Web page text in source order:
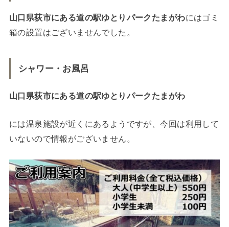
山口県荻市にある道の駅ゆとりパークたまがわにはゴミ
箱の設置はございませんでした。
シャワー・お風呂
山口県荻市にある道の駅ゆとりパークたまがわ
には温泉施設が近くにあるようですが、今回は利用して
いないので情報がございません。